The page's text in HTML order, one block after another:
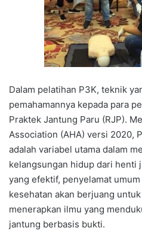
Dalam pelatihan P3K, teknik
pemahamannya kepada para
Praktek Jantung Paru (RJP).
Association (AHA) versi 2020,
adalah variabel utama dalam
kelangsungan hidup dari henti
yang efektif, penyelamat
kesehatan akan berjuang
menerapkan ilmu yang
jantung berbasis bukti.